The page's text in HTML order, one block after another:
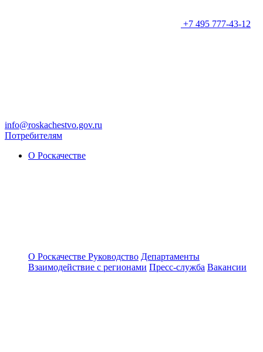
+7 495 777-43-12
info@roskachestvo.gov.ru
Потребителям
О Роскачестве
О Роскачестве Руководство Департаменты
Взаимодействие с регионами Пресс-служба Вакансии